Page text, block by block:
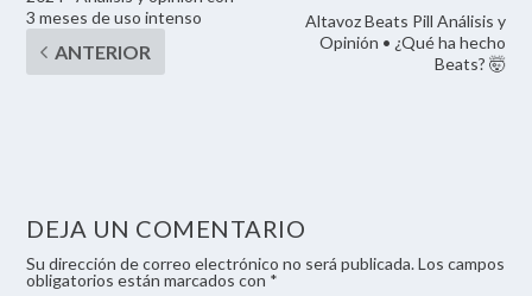
3 meses de uso intenso
Altavoz Beats Pill Análisis y
Opinión • ¿Qué ha hecho
Beats? 🤯
DEJA UN COMENTARIO
Su dirección de correo electrónico no será publicada. Los campos
obligatorios están marcados con *